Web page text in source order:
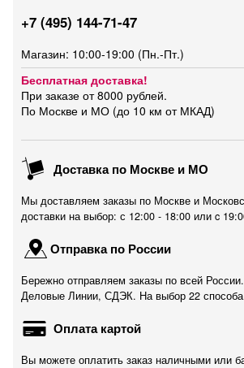
+7 (495) 144-71-47
Магазин: 10:00-19:00 (Пн.-Пт.)
Бесплатная доставка!
При заказе от 8000 рублей.
По Москве и МО (до 10 км от МКАД)
Доставка по Москве и МО
Мы доставляем заказы по Москве и
доставки на выбор: с 12:00 - 18:00 или c
Отправка по России
Бережно отправляем заказы по всей
Деловые Линии, СДЭК. На выбор 22
Оплата картой
Вы можете оплатить заказ наличными или